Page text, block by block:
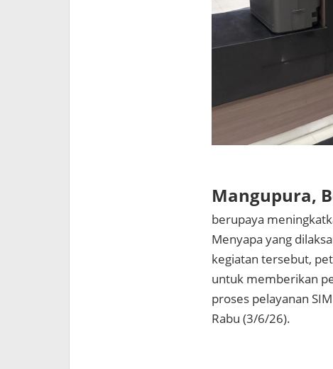
Mangupura,
berupaya
Menyapa yang
kegiatan tersebut,
untuk memberikan
proses pelayanan
Rabu (3/6/26).